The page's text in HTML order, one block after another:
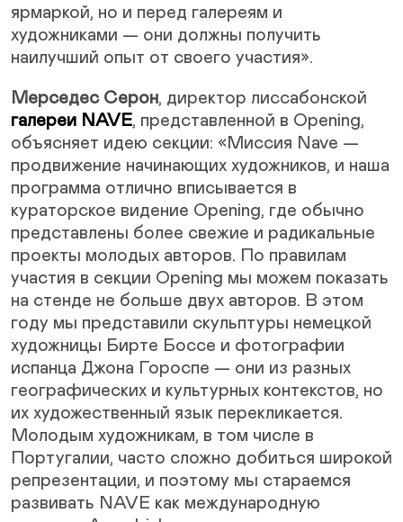
ярмаркой, но и перед галереям и
художниками — они должны получить
наилучший опыт от своего участия».
Мерседес Серон, директор лиссабонской
галереи NAVE, представленной в Opening,
объясняет идею секции: «Миссия Nave —
продвижение начинающих художников, и наша
программа отлично вписывается в
кураторское видение Opening, где обычно
представлены более свежие и радикальные
проекты молодых авторов. По правилам
участия в секции Opening мы можем показать
на стенде не больше двух авторов. В этом
году мы представили скульптуры немецкой
художницы Бирте Боссе и фотографии
испанца Джона Гороспе — они из разных
географических и культурных контекстов, но
их художественный язык перекликается.
Молодым художникам, в том числе в
Португалии, часто сложно добиться широкой
репрезентации, и поэтому мы стараемся
развивать NAVE как международную